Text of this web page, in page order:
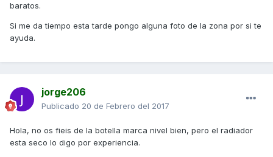
baratos.
Si me da tiempo esta tarde pongo alguna foto de la zona por si te
ayuda.
jorge206
Publicado 20 de Febrero del 2017
Hola, no os fieis de la botella marca nivel bien, pero el radiador
esta seco lo digo por experiencia.